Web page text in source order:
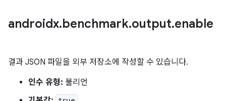
androidx.benchmark.output.enable
결과 JSON 파일을 외부 저장소에 작성할 수 있습니다.
인수 유형: 불리언